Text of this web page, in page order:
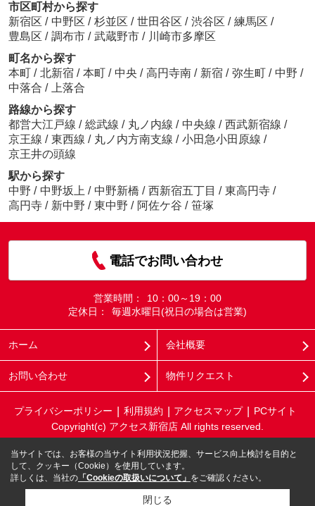
市区町村から探す
新宿区 / 中野区 / 杉並区 / 世田谷区 / 渋谷区 / 練馬区 /
豊島区 / 調布市 / 武蔵野市 / 川崎市多摩区
町名から探す
本町 / 北新宿 / 本町 / 中央 / 高円寺南 / 新宿 / 弥生町 / 中野 /
中落合 /
上落合
路線から探す
都営大江戸線 / 総武線 / 丸ノ内線 / 中央線 / 西武新宿線 /
京王線 / 東西線 / 丸ノ内方南支線 / 小田急小田原線 /
京王井の頭線
駅から探す
中野 / 中野坂上 / 中野新橋 / 西新宿五丁目 / 東高円寺 /
高円寺 / 新中野 / 東中野 / 阿佐ケ谷 / 笹塚
電話でお問い合わせ
営業時間：
10：00～19：00
定休日：
毎週水曜日(祝日の場合は営業)
ホーム 会社概要
お問い合わせ 物件リクエスト
プライバシーポリシー 利用規約 アクセスマップ
PCサイト
Copyright(c) アクセス新宿店 All rights reserved.
当サイトでは、お客様の当サイト利用状況把握、サービス向上検討を目的と
して、クッキー（Cookie）を使用しています。
詳しくは、当社の 「Cookieの取扱いについて」 をご確認ください。
閉じる